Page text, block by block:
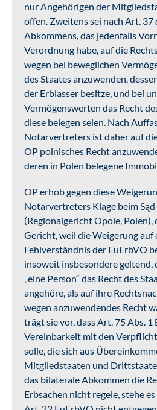
nur Angehörigen der
offen. Zweitens sei nach Art. 37
Abkommens, das jedenfalls
Verordnung habe, auf die
wegen bei beweglichen
des Staates anzuwenden,
der Erblasser besitze, und bei
Vermögenswerten das Recht
diese belegen seien. Nach
Notarvertreters ist daher auf
OP polnisches Recht
deren in Polen belegene
OP erhob gegen diese
Notarvertreters Klage beim
(Regionalgericht Opole, Polen),
Gericht, weil die Weigerung auf
Fehlverständnis der EuErbVO
insoweit insbesondere geltend,
„eine Person“ das Recht des
angehöre, als auf ihre
wegen anzuwendendes Recht
trägt sie vor, dass Art. 75 Abs. 1
Vereinbarkeit mit den
solle, die sich aus
Mitgliedstaaten und
das bilaterale Abkommen die
Erbsachen nicht regele, stehe